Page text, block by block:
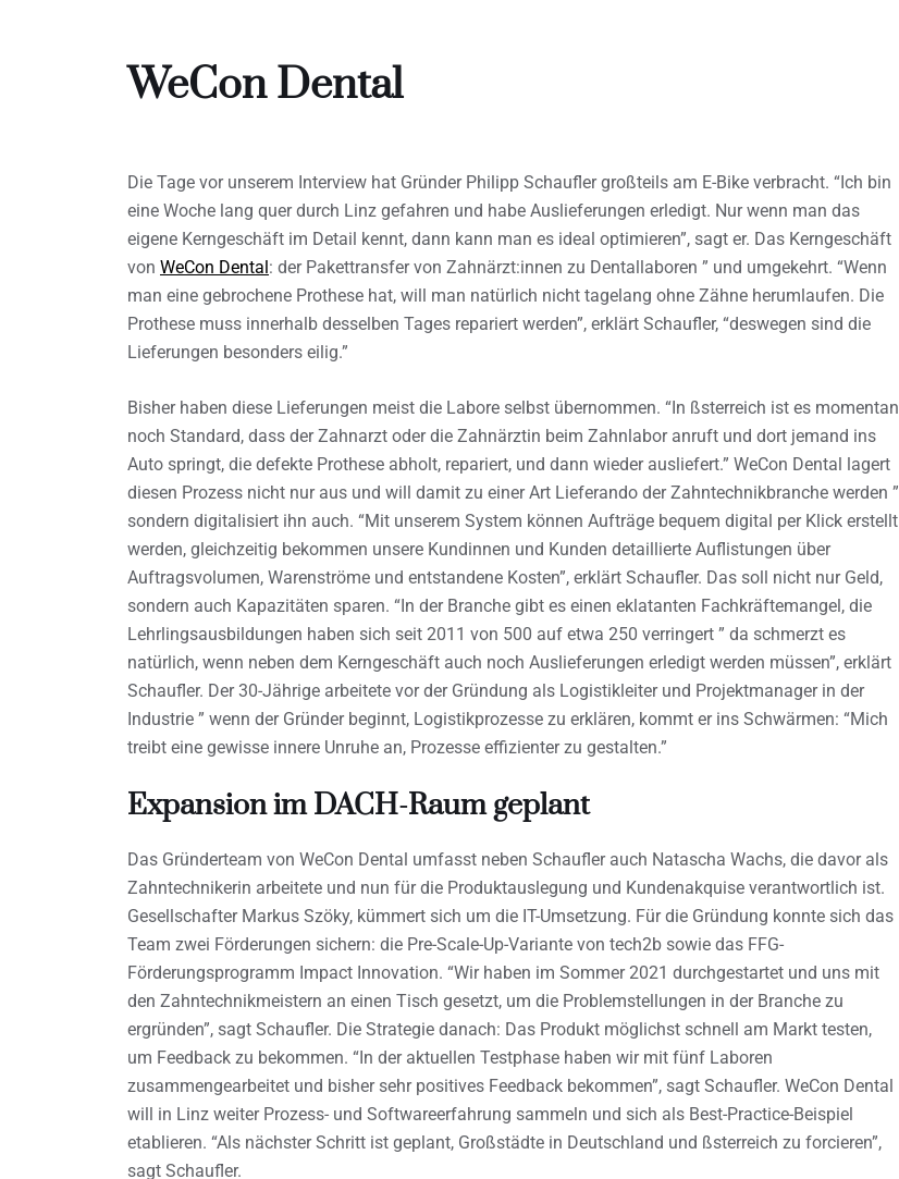
WeCon Dental
Die Tage vor unserem Interview hat Gründer Philipp Schaufler großteils am E-Bike verbracht. “Ich bin
eine Woche lang quer durch Linz gefahren und habe Auslieferungen erledigt. Nur wenn man das
eigene Kerngeschäft im Detail kennt, dann kann man es ideal optimieren”, sagt er. Das Kerngeschäft
von WeCon Dental : der Pakettransfer von Zahnärzt:innen zu Dentallaboren ” und umgekehrt. “Wenn
man eine gebrochene Prothese hat, will man natürlich nicht tagelang ohne Zähne herumlaufen. Die
Prothese muss innerhalb desselben Tages repariert werden”, erklärt Schaufler, “deswegen sind die
Lieferungen besonders eilig.”
Bisher haben diese Lieferungen meist die Labore selbst übernommen. “In ßsterreich ist es momentan
noch Standard, dass der Zahnarzt oder die Zahnärztin beim Zahnlabor anruft und dort jemand ins
Auto springt, die defekte Prothese abholt, repariert, und dann wieder ausliefert.” WeCon Dental lagert
diesen Prozess nicht nur aus und will damit zu einer Art Lieferando der Zahntechnikbranche werden ”
sondern digitalisiert ihn auch. “Mit unserem System können Aufträge bequem digital per Klick erstellt
werden, gleichzeitig bekommen unsere Kundinnen und Kunden detaillierte Auflistungen über
Auftragsvolumen, Warenströme und entstandene Kosten”, erklärt Schaufler. Das soll nicht nur Geld,
sondern auch Kapazitäten sparen. “In der Branche gibt es einen eklatanten Fachkräftemangel, die
Lehrlingsausbildungen haben sich seit 2011 von 500 auf etwa 250 verringert ” da schmerzt es
natürlich, wenn neben dem Kerngeschäft auch noch Auslieferungen erledigt werden müssen”, erklärt
Schaufler. Der 30-Jährige arbeitete vor der Gründung als Logistikleiter und Projektmanager in der
Industrie ” wenn der Gründer beginnt, Logistikprozesse zu erklären, kommt er ins Schwärmen: “Mich
treibt eine gewisse innere Unruhe an, Prozesse effizienter zu gestalten.”
Expansion im DACH-Raum geplant
Das Gründerteam von WeCon Dental umfasst neben Schaufler auch Natascha Wachs, die davor als
Zahntechnikerin arbeitete und nun für die Produktauslegung und Kundenakquise verantwortlich ist.
Gesellschafter Markus Szöky, kümmert sich um die IT-Umsetzung. Für die Gründung konnte sich das
Team zwei Förderungen sichern: die Pre-Scale-Up-Variante von tech2b sowie das FFG-
Förderungsprogramm Impact Innovation. “Wir haben im Sommer 2021 durchgestartet und uns mit
den Zahntechnikmeistern an einen Tisch gesetzt, um die Problemstellungen in der Branche zu
ergründen”, sagt Schaufler. Die Strategie danach: Das Produkt möglichst schnell am Markt testen,
um Feedback zu bekommen. “In der aktuellen Testphase haben wir mit fünf Laboren
zusammengearbeitet und bisher sehr positives Feedback bekommen”, sagt Schaufler. WeCon Dental
will in Linz weiter Prozess- und Softwareerfahrung sammeln und sich als Best-Practice-Beispiel
etablieren. “Als nächster Schritt ist geplant, Großstädte in Deutschland und ßsterreich zu forcieren”,
sagt Schaufler.